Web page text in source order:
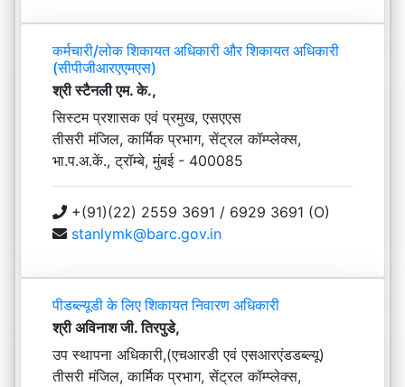
कर्मचारी/लोक शिकायत अधिकारी और शिकायत अधिकारी
(सीपीजीआरएएमएस)
श्री स्टैनली एम. के.,
सिस्टम प्रशासक एवं प्रमुख, एसएएस
तीसरी मंजिल, कार्मिक प्रभाग, सेंट्रल कॉम्प्लेक्स,
भा.प.अ.कें., ट्रॉम्बे, मुंबई - 400085
+(91)(22) 2559 3691 / 6929 3691 (O)
stanlymk@barc.gov.in
पीडब्ल्यूडी के लिए शिकायत निवारण अधिकारी
श्री अविनाश जी. तिरपुडे,
उप स्थापना अधिकारी,(एचआरडी एवं एसआरएंडडब्ल्यू)
तीसरी मंजिल, कार्मिक प्रभाग, सेंट्रल कॉम्प्लेक्स,